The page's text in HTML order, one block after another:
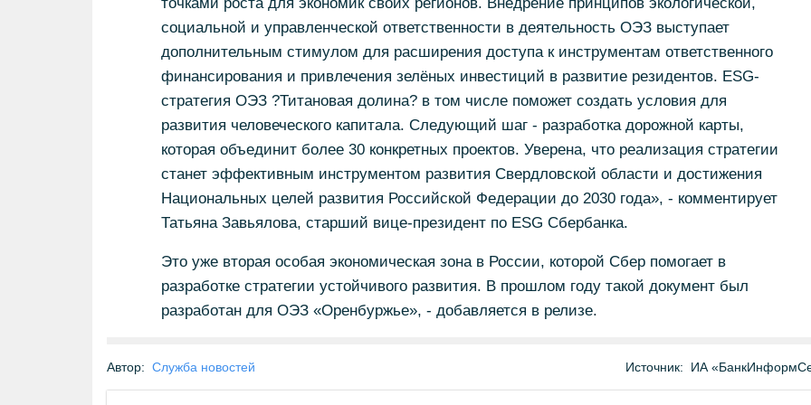
социальной и управленческой ответственности в деятельность ОЭЗ выступает
дополнительным стимулом для расширения доступа к инструментам ответственного
финансирования и привлечения зелёных инвестиций в развитие резидентов. ESG-
стратегия ОЭЗ ?Титановая долина? в том числе поможет создать условия для
развития человеческого капитала. Следующий шаг - разработка дорожной карты,
которая объединит более 30 конкретных проектов. Уверена, что реализация стратегии
станет эффективным инструментом развития Свердловской области и достижения
Национальных целей развития Российской Федерации до 2030 года», - комментирует
Татьяна Завьялова, старший вице-президент по ESG Сбербанка.
Это уже вторая особая экономическая зона в России, которой Сбер помогает в
разработке стратегии устойчивого развития. В прошлом году такой документ был
разработан для ОЭЗ «Оренбуржье», - добавляется в релизе.
Автор: Служба новостей Источник: ИА